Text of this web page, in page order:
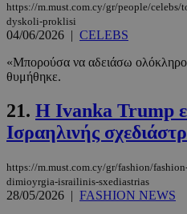
https://m.must.com.cy/gr/people/
dyskoli-proklisi
04/06/2026 | CELEBS
«Μπορούσα να αδειάσω ολόκληρο
θυμήθηκε.
21. Η Ivanka Trump
Ισραηλινής
https://m.must.com.cy/gr/fashion/
dimioyrgia-israilinis-sxediastrias
28/05/2026 | FASHION NEWS
__cf_bm